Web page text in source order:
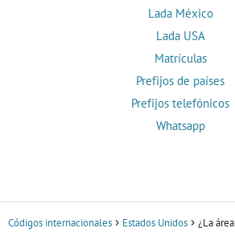
Lada México
Lada USA
Matrículas
Prefijos de países
Prefijos telefónicos
Whatsapp
Códigos internacionales Estados Unidos ¿La